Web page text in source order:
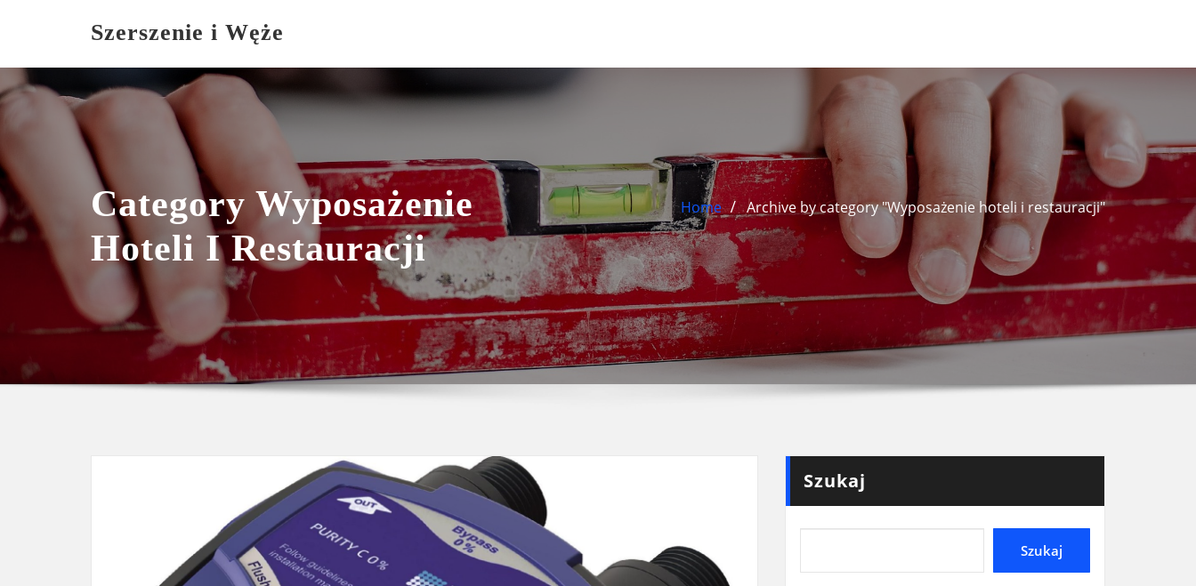
Szerszenie i Węże
Category Wyposażenie
Hoteli I Restauracji
Home Archive by category "Wyposażenie hoteli i restauracji"
Szukaj
Szukaj